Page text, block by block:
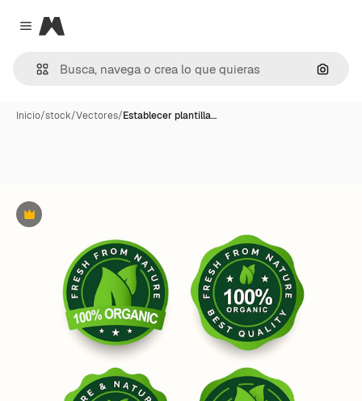
Close menu
Magnific
Inicio/stock/Vectores/Establecer plantilla…
Premium